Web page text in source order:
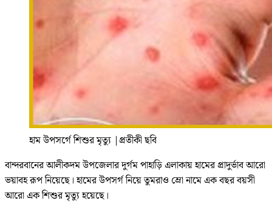
হাম উপসর্গে শিশুর মৃত্যু |প্রতীকী ছবি
বান্দরবানের আলীকদম উপজেলার দুর্গম পাহাড়ি এলাকায় হামের প্রাদুর্ভাব আরো
ভয়াবহ রূপ নিয়েছে। হামের উপসর্গ নিয়ে তুমরাও ম্রো নামে এক বছর বয়সী
আরো এক শিশুর মৃত্যু হয়েছে।